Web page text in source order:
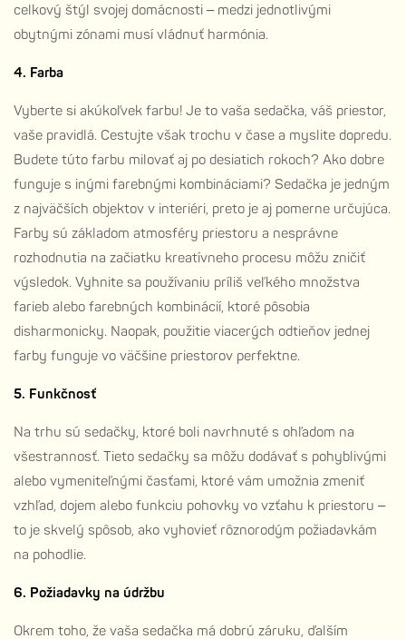
celkový štýl svojej domácnosti – medzi jednotlivými
obytnými zónami musí vládnuť harmónia.
4. Farba
Vyberte si akúkoľvek farbu! Je to vaša sedačka, váš priestor,
vaše pravidlá. Cestujte však trochu v čase a myslite dopredu.
Budete túto farbu milovať aj po desiatich rokoch? Ako dobre
funguje s inými farebnými kombináciami? Sedačka je jedným
z najväčších objektov v interiéri, preto je aj pomerne určujúca.
Farby sú základom atmosféry priestoru a nesprávne
rozhodnutia na začiatku kreatívneho procesu môžu zničiť
výsledok. Vyhnite sa používaniu príliš veľkého množstva
farieb alebo farebných kombinácií, ktoré pôsobia
disharmonicky. Naopak, použitie viacerých odtieňov jednej
farby funguje vo väčšine priestorov perfektne.
5. Funkčnosť
Na trhu sú sedačky, ktoré boli navrhnuté s ohľadom na
všestrannosť. Tieto sedačky sa môžu dodávať s pohyblivými
alebo vymeniteľnými časťami, ktoré vám umožnia zmeniť
vzhľad, dojem alebo funkciu pohovky vo vzťahu k priestoru –
to je skvelý spôsob, ako vyhovieť rôznorodým požiadavkám
na pohodlie.
6. Požiadavky na údržbu
Okrem toho, že vaša sedačka má dobrú záruku, ďalším